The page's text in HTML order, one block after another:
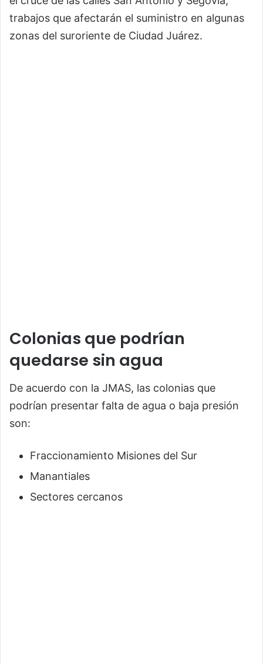
trabajos que afectarán el suministro en algunas
zonas del suroriente de Ciudad Juárez.
Colonias que podrían
quedarse sin agua
De acuerdo con la JMAS, las colonias que
podrían presentar falta de agua o baja presión
son:
Fraccionamiento Misiones del Sur
Manantiales
Sectores cercanos